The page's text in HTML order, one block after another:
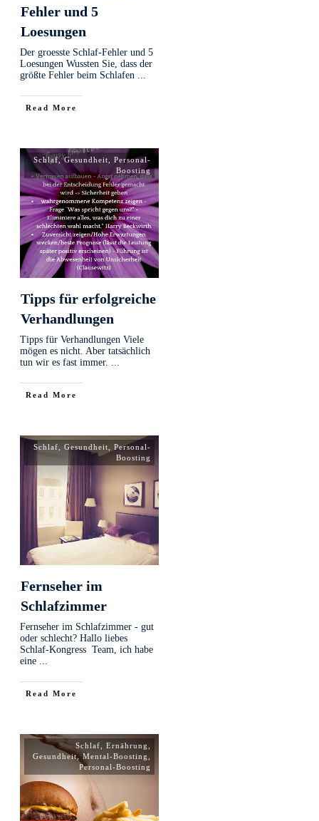
Fehler und 5
Loesungen
Der groesste Schlaf-Fehler und 5
Loesungen Wussten Sie, dass der
größte Fehler beim Schlafen ...
Read More
Schlaf,Gesundheit
Personal-
Boosting
Tipps für erfolgreiche
Verhandlungen
Tipps für Verhandlungen Viele
mögen es nicht. Aber tatsächlich
tun wir es fast immer. ...
Read More
Schlaf Gesundheit
Personal-
Boosting
Fernseher im
Schlafzimmer
Fernseher im Schlafzimmer - gut
oder schlecht? Hallo liebes
Schlaf-Kongress Team, ich habe
eine ...
Read More
Schlaf Ernährung
Gesundheit ,Mental-Boosting
Personal-Boosting